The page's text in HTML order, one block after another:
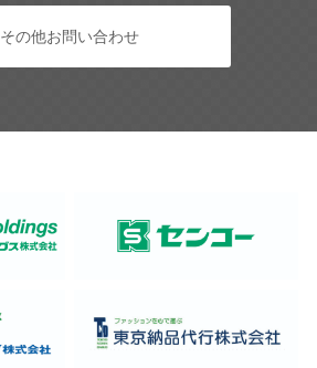
その他お問い合わせ